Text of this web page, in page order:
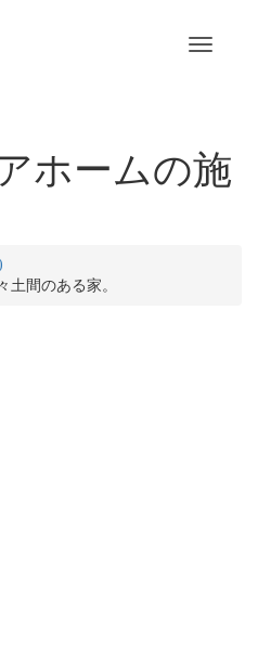
Toggle
ホームの施
土間のある家。